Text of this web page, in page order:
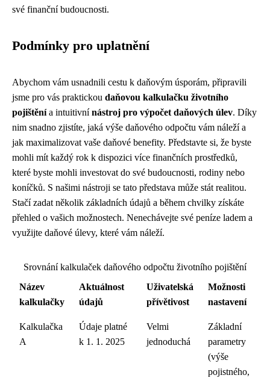
své finanční budoucnosti.
Podmínky pro uplatnění
Abychom vám usnadnili cestu k daňovým úsporám, připravili
jsme pro vás praktickou daňovou kalkulačku životního
pojištěnía intuitivnínástroj pro výpočet daňových úlev. Díky
nim snadno zjistíte, jaká výše daňového odpočtu vám náleží a
jak maximalizovat vaše daňové benefity. Představte si, že byste
mohli mít každý rok k dispozici více finančních prostředků,
které byste mohli investovat do své budoucnosti, rodiny nebo
koníčků. S našimi nástroji se tato představa může stát realitou.
Stačí zadat několik základních údajů a během chvilky získáte
přehled o vašich možnostech. Nenechávejte své peníze ladem a
využijte daňové úlevy, které vám náleží.
Srovnání kalkulaček daňového odpočtu životního pojištění
Název
kalkulačky
Aktuálnost
údajů
Uživatelská
přívětivost
Možnosti
nastavení
Kalkulačka
A
Údaje platné
k 1. 1. 2025
Velmi
jednoduchá
Základní
parametry
(výše
pojistného,